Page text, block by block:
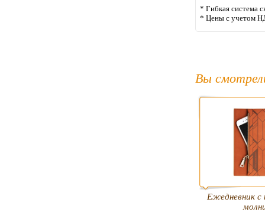
* Гибкая система
* Цены с учетом
Вы
Ежедневник с